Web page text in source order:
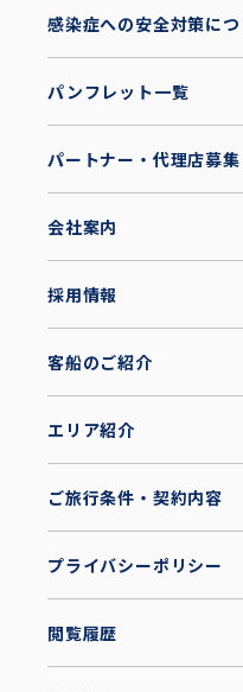
感染症への安全対策に
パンフレット一覧
パートナー・代理店募集
会社案内
採用情報
客船のご紹介
エリア紹介
ご旅行条件・契約内容
プライバシーポリシー
閲覧履歴